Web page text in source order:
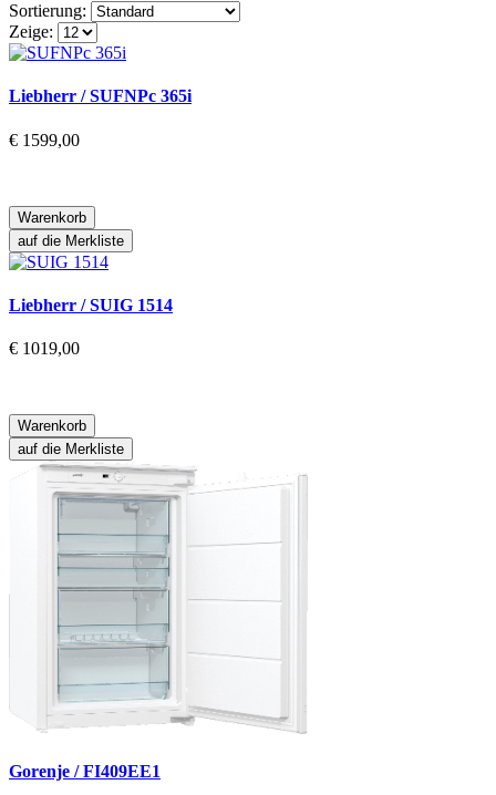
Sortierung:
Zeige:
Liebherr / SUFNPc 365i
€ 1599,00
Warenkorb
auf die Merkliste
Liebherr / SUIG 1514
€ 1019,00
Warenkorb
auf die Merkliste
Gorenje / FI409EE1